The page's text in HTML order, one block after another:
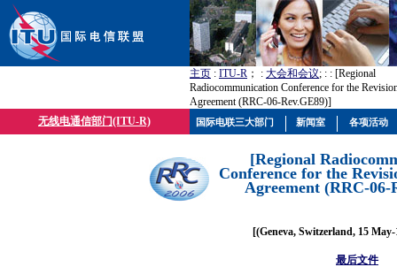
主页 : ITU-R ； : 大会和会议; : : [Regional
Radiocommunication Conference for the
Agreement (RRC-06-Rev.GE89)]
无线电通信部门(ITU-R)
[Regional
Conference for the
Agreement (RRC-06-
[(Geneva, Switzerland, 15
最后文件
国际电联三大部门 新闻室 各项活动